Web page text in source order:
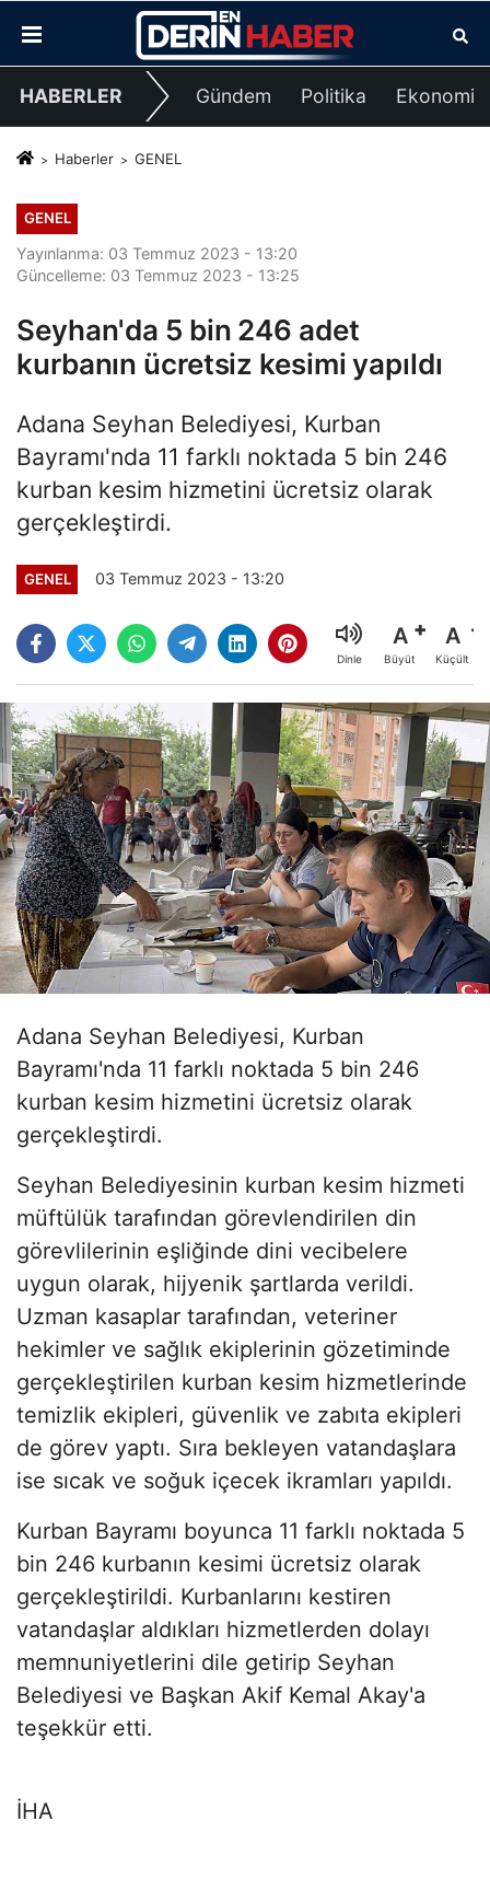
HABERLER Gündem Politika Ekonomi
Haberler GENEL
GENEL
Yayınlanma: 03 Temmuz 2023 - 13:20
Güncelleme: 03 Temmuz 2023 - 13:25
Seyhan'da 5 bin 246 adet
kurbanın ücretsiz kesimi yapıldı
Adana Seyhan Belediyesi, Kurban
Bayramı'nda 11 farklı noktada 5 bin 246
kurban kesim hizmetini ücretsiz olarak
gerçekleştirdi.
GENEL 03 Temmuz 2023 - 13:20
Dinle
A
Büyüt
A
Küçült
Adana Seyhan Belediyesi, Kurban
Bayramı'nda 11 farklı noktada 5 bin 246
kurban kesim hizmetini ücretsiz olarak
gerçekleştirdi.
Seyhan Belediyesinin kurban kesim hizmeti
müftülük tarafından görevlendirilen din
görevlilerinin eşliğinde dini vecibelere
uygun olarak, hijyenik şartlarda verildi.
Uzman kasaplar tarafından, veteriner
hekimler ve sağlık ekiplerinin gözetiminde
gerçekleştirilen kurban kesim hizmetlerinde
temizlik ekipleri, güvenlik ve zabıta ekipleri
de görev yaptı. Sıra bekleyen vatandaşlara
ise sıcak ve soğuk içecek ikramları yapıldı.
Kurban Bayramı boyunca 11 farklı noktada 5
bin 246 kurbanın kesimi ücretsiz olarak
gerçekleştirildi. Kurbanlarını kestiren
vatandaşlar aldıkları hizmetlerden dolayı
memnuniyetlerini dile getirip Seyhan
Belediyesi ve Başkan Akif Kemal Akay'a
teşekkür etti.
İHA